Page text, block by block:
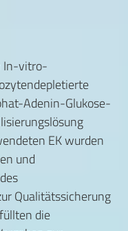
In-vitro-
Adenin-Glukose-
EK wurden
und
Qualitätssicherung
die